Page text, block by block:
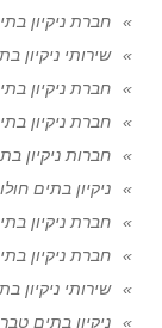
חברת ניקיון
שירותי ניקיון
חברת ניקיון
חברת ניקיון
חברות ניקיון
ניקיון בתים
חברת ניקיון
חברת ניקיון
שירותי ניקיון
ניקיון בתים